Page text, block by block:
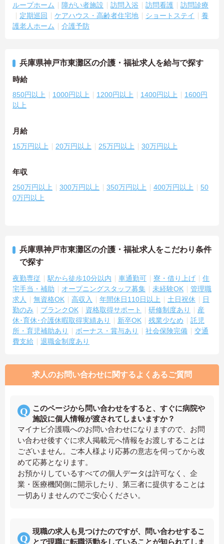
ループホーム
障がい者施設 訪問入浴 訪問看護
訪問診療
定期巡回
ケアハウス・高齢者住宅地 ショートステイ
養
護老人ホーム
介護予防
兵庫県神戸市東灘区の介護・福祉求人を給与で探す
時給
850円以上 1000円以上 1200円以上 1400円以上
1600円
以上
月給
15万円以上 20万円以上 25万円以上 30万円以上
年収
250万円以上 300万円以上 350万円以上 400万円以上
50
0万円以上
兵庫県神戸市東灘区の介護・福祉求人をこだわり条件
で探す
夜勤専従 駅から徒歩10分以内 車通勤可 寮・借り上げ
住
宅手当・補助
オープニングスタッフ募集 未経験OK
管理職
求人
無資格OK 高収入 年間休日110日以上 土日祝休
日
勤のみ
ブランクOK 資格取得サポート 研修制度あり
産
休･育休･介護休暇取得実績あり
新卒OK 残業少なめ
託児
所・育児補助あり
ボーナス・賞与あり 社会保険完備
交通
費支給
退職金制度あり
求人のお問い合わせに関するよくあるご質問
このページから問い合わせをすると、すぐに病院や
施設に個人情報が渡されてしまいますか？
マイナビ介護職へのお問い合わせになりますので、お問
い合わせ後すぐに求人掲載元へ情報をお渡しすることは
ございません。ご本人様より応募の意志を伺ってから改
めて応募となります。
お預かりしているすべての個人データは許可なく、企
業・医療機関側に開示したり、第三者に提供することは
一切ありませんのでご安心ください。
現職の求人も見つけたのですが、問い合わせするこ
とで現職に転職活動をしていることが知られてしま